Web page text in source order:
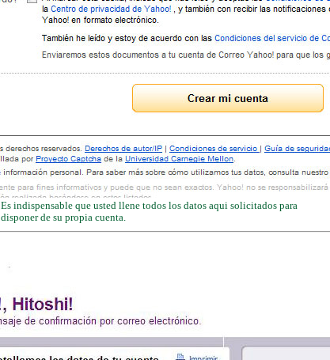
Es indispensable que usted llene todos los datos aqui solicitados para
disponer de su propia cuenta.